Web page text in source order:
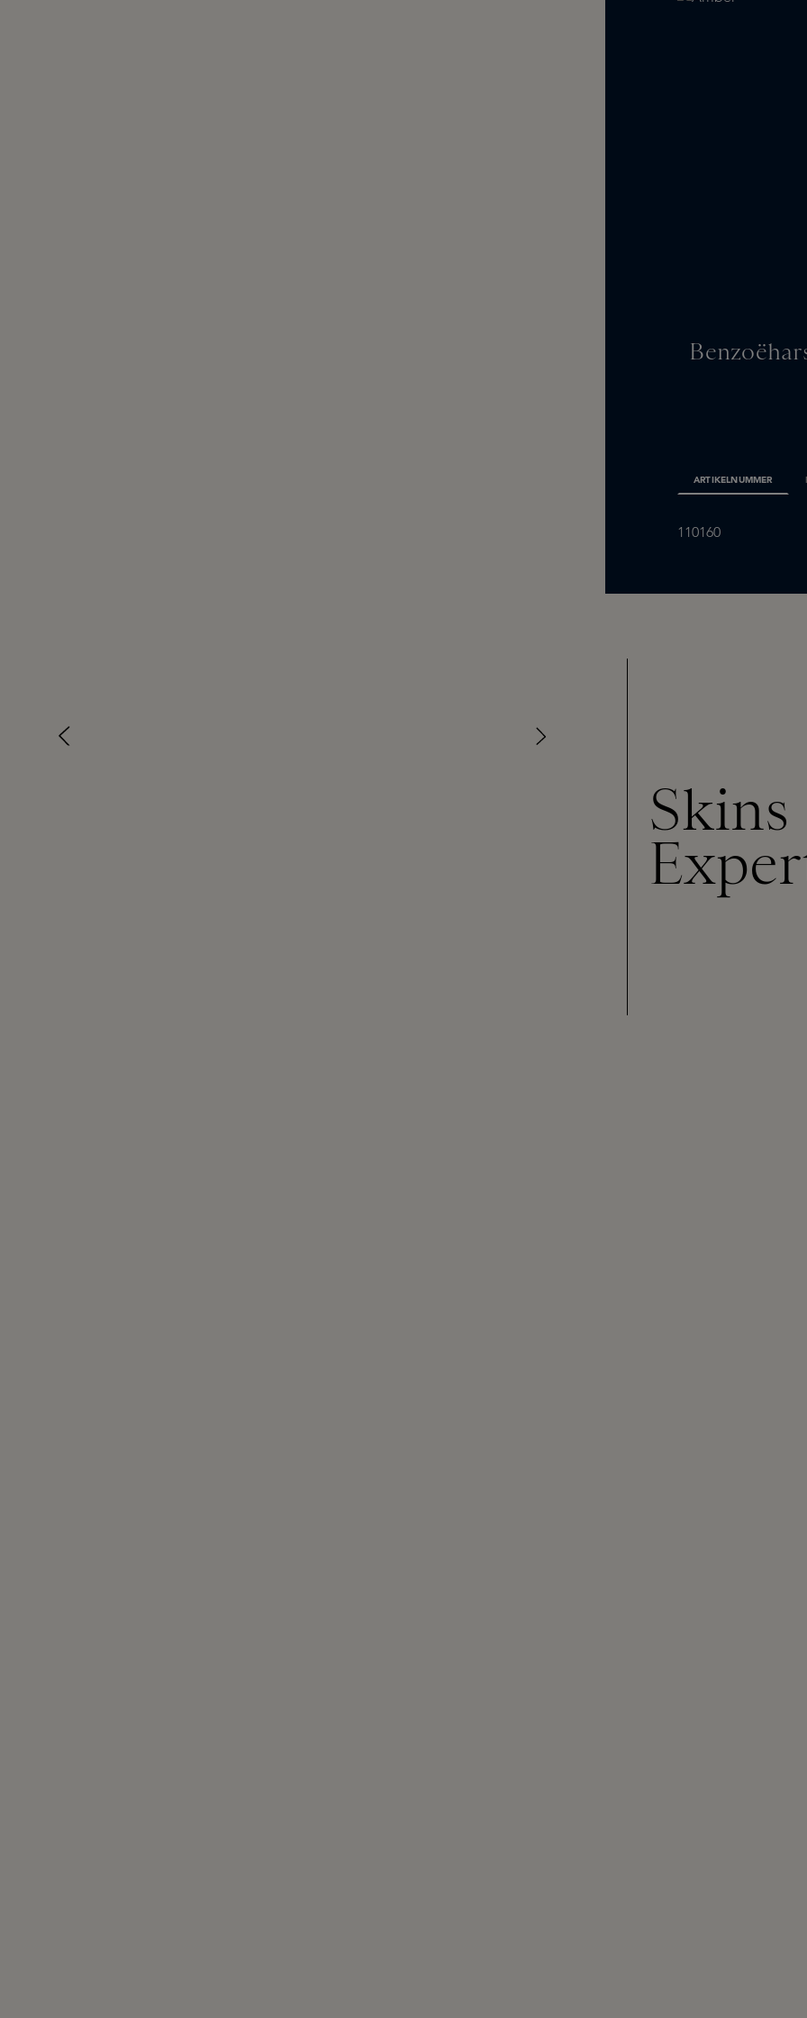
ARTIKELNUMMER
110160
Skins